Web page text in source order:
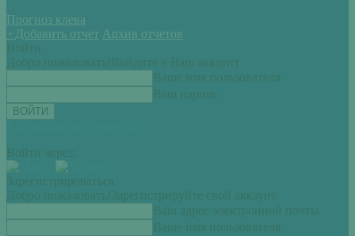
Прогноз клева
+ Добавить отчет Архив отчетов
Войти
Добро пожаловать! Войдите в Ваш аккаунт
Ваше имя пользователя
Ваш пароль
Войти через:
Зарегистрироваться
Добро пожаловать! Зарегистрируйте свой аккаунт
Ваш адрес электронной почты
Ваше имя пользователя